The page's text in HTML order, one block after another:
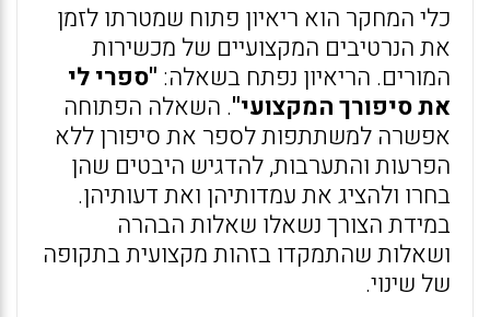
כלי המחקר הוא ריאיון פתוח שמטרתו לזמן
את הנרטיבים המקצועיים של מכשירות
המורים. הריאיון נפתח בשאלה: "ספרי לי
את סיפורך המקצועי". השאלה הפתוחה
אפשרה למשתתפות לספר את סיפורן ללא
הפרעות והתערבות, להדגיש היבטים שהן
בחרו ולהציג את עמדותיהן ואת דעותיהן.
במידת הצורך נשאלו שאלות הבהרה
ושאלות שהתמקדו בזהות מקצועית בתקופה
של שינוי.